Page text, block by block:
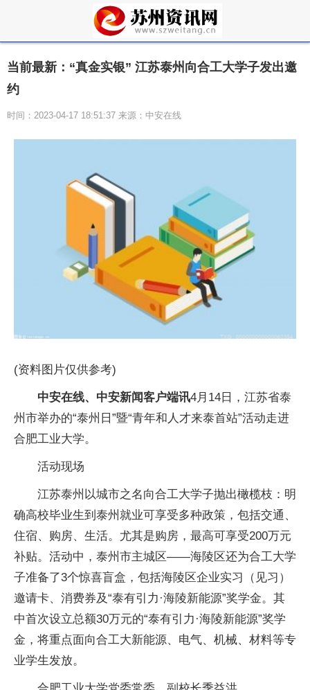
当前最新：“真金实银” 江苏泰州向合工大学子发出邀
约
时间：2023-04-17 18:51:37 来源：中安在线
(资料图片仅供参考)
中安在线、中安新闻客户端讯4月14日，江苏省泰
州市举办的“泰州日”暨“青年和人才来泰首站”活动走进
合肥工业大学。
活动现场
江苏泰州以城市之名向合工大学子抛出橄榄枝：明
确高校毕业生到泰州就业可享受多种政策，包括交通、
住宿、购房、生活。尤其是购房，最高可享受200万元
补贴。活动中，泰州市主城区——海陵区还为合工大学
子准备了3个惊喜盲盒，包括海陵区企业实习（见习）
邀请卡、消费券及“泰有引力·海陵新能源”奖学金。其
中首次设立总额30万元的“泰有引力·海陵新能源”奖学
金，将重点面向合工大新能源、电气、机械、材料等专
业学生发放。